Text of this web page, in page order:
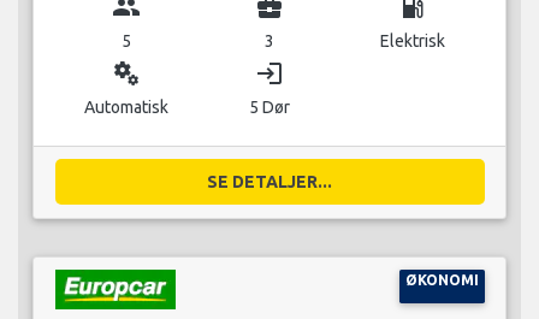
group
5
business_center
3
local_gas_station
Elektrisk
miscellaneous_services
Automatisk
login
5 Dør
SE DETALJER...
ØKONOMI